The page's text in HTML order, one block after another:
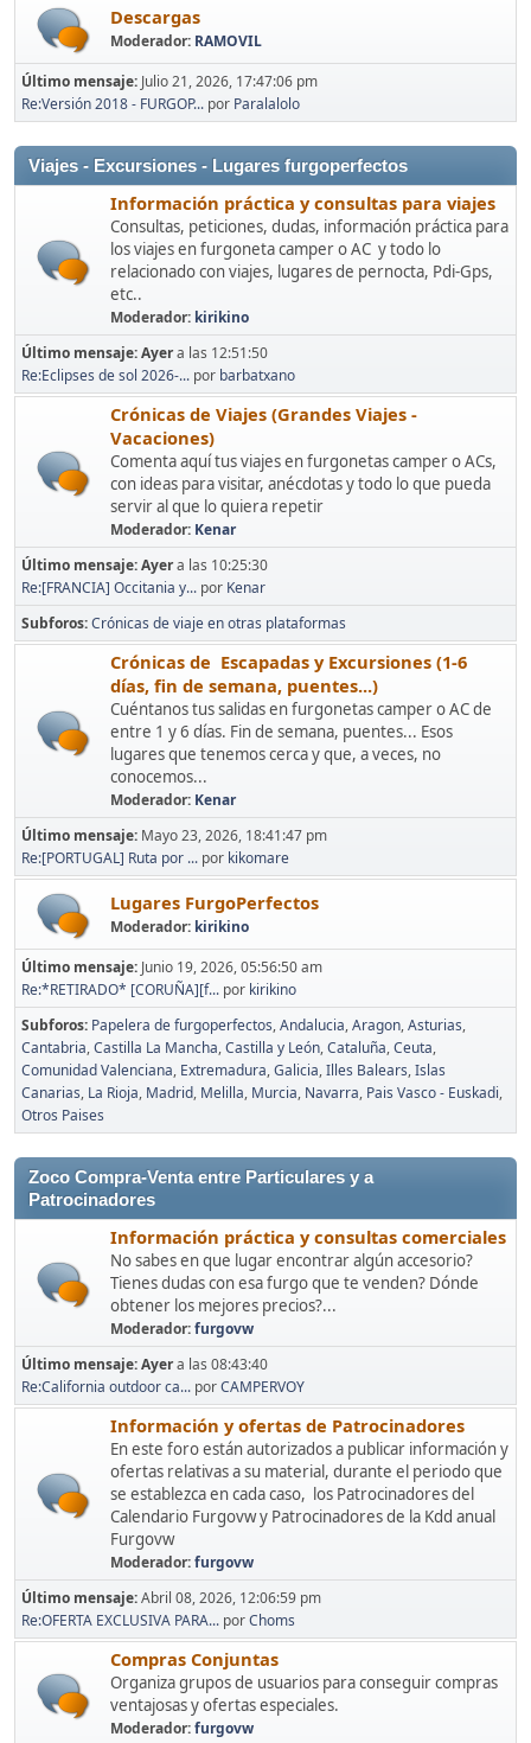
Descargas
Moderador: RAMOVIL
Último mensaje: Julio 21, 2026, 17:47:06 pm
Re:Versión 2018 - FURGOP... por Paralalolo
Viajes - Excursiones - Lugares furgoperfectos
Información práctica y consultas para viajes
Consultas, peticiones, dudas, información práctica para
los viajes en furgoneta camper o AC y todo lo
relacionado con viajes, lugares de pernocta, Pdi-Gps,
etc..
Moderador: kirikino
Último mensaje:Ayera las 12:51:50
Re:Eclipses de sol 2026-... por barbatxano
Crónicas de Viajes (Grandes Viajes -
Vacaciones)
Comenta aquí tus viajes en furgonetas camper o ACs,
con ideas para visitar, anécdotas y todo lo que pueda
servir al que lo quiera repetir
Moderador: Kenar
Último mensaje:Ayera las 10:25:30
Re:[FRANCIA] Occitania y... por Kenar
Subforos Crónicas de viaje en otras plataformas
Crónicas de Escapadas y Excursiones (1-6
días, fin de semana, puentes...)
Cuéntanos tus salidas en furgonetas camper o AC de
entre 1 y 6 días. Fin de semana, puentes... Esos
lugares que tenemos cerca y que, a veces, no
conocemos...
Moderador: Kenar
Último mensaje: Mayo 23, 2026, 18:41:47 pm
Re:[PORTUGAL] Ruta por ... por kikomare
Lugares FurgoPerfectos
Moderador: kirikino
Último mensaje: Junio 19, 2026, 05:56:50 am
Re:*RETIRADO* [CORUÑA][f... por kirikino
Subforos Papelera de furgoperfectos Andalucia Aragon Asturias
Cantabria Castilla La Mancha Castilla y León Cataluña Ceuta
Comunidad Valenciana Extremadura Galicia Illes Balears Islas
Canarias La Rioja Madrid Melilla Murcia Navarra Pais Vasco - Euskadi
Otros Paises
Zoco Compra-Venta entre Particulares y a
Patrocinadores
Información práctica y consultas comerciales
No sabes en que lugar encontrar algún accesorio?
Tienes dudas con esa furgo que te venden? Dónde
obtener los mejores precios?...
Moderador:furgovw
Último mensaje:Ayera las 08:43:40
Re:California outdoor ca... porCAMPERVOY
Información y ofertas de Patrocinadores
En este foro están autorizados a publicar información y
ofertas relativas a su material, durante el periodo que
se establezca en cada caso, los Patrocinadores del
Calendario Furgovw y Patrocinadores de la Kdd anual
Furgovw
Moderador:furgovw
Último mensaje:Abril 08, 2026, 12:06:59 pm
Re:OFERTA EXCLUSIVA PARA... porChoms
Compras Conjuntas
Organiza grupos de usuarios para conseguir compras
ventajosas y ofertas especiales.
Moderador:furgovw